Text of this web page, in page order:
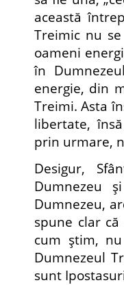
această
Treimic nu
oameni
în
energie, din
Treimi. Asta
libertate,
prin urmare,
Desigur,
Dumnezeu
Dumnezeu,
spune clar
cum ştim,
Dumnezeul
sunt